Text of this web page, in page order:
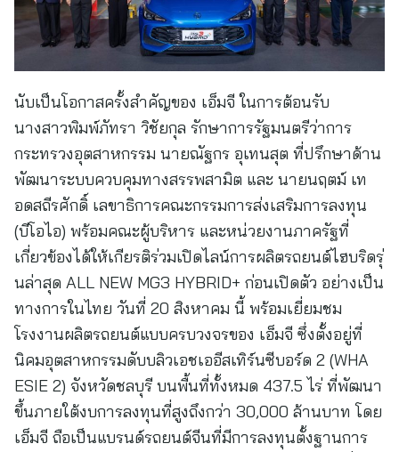
นับเป็นโอกาสครั้งสำคัญของ เอ็มจี ในการต้อนรับ
นางสาวพิมพ์ภัทรา วิชัยกุล รักษาการรัฐมนตรีว่าการ
กระทรวงอุตสาหกรรม นายณัฐกร อุเทนสุต ที่ปรึกษาด้าน
พัฒนาระบบควบคุมทางสรรพสามิต และ นายนฤตม์ เท
อดสถีรศักดิ์ เลขาธิการคณะกรรมการส่งเสริมการลงทุน
(บีโอไอ) พร้อมคณะผู้บริหาร และหน่วยงานภาครัฐที่
เกี่ยวข้องได้ให้เกียรติร่วมเปิดไลน์การผลิตรถยนต์ไฮบริดรุ่
นล่าสุด ALL NEW MG3 HYBRID+ ก่อนเปิดตัว อย่างเป็น
ทางการในไทย วันที่ 20 สิงหาคม นี้ พร้อมเยี่ยมชม
โรงงานผลิตรถยนต์แบบครบวงจรของ เอ็มจี ซึ่งตั้งอยู่ที่
นิคมอุตสาหกรรมดับบลิวเอชเออีสเทิร์นซีบอร์ด 2 (WHA
ESIE 2) จังหวัดชลบุรี บนพื้นที่ทั้งหมด 437.5 ไร่ ที่พัฒนา
ขึ้นภายใต้งบการลงทุนที่สูงถึงกว่า 30,000 ล้านบาท โดย
เอ็มจี ถือเป็นแบรนด์รถยนต์จีนที่มีการลงทุนตั้งฐานการ